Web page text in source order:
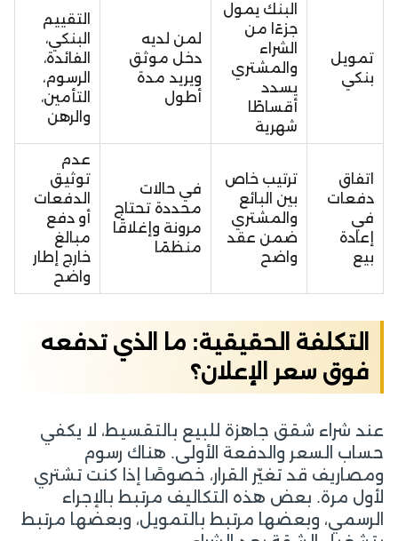
تمويل
بنكي
البنك يمول
جزءًا من
الشراء
والمشتري
يسدد
أقساطًا
شهرية
لمن لديه
دخل موثق
ويريد مدة
أطول
التقييم
البنكي،
الفائدة،
الرسوم،
التأمين،
والرهن
اتفاق
دفعات
في
إعادة
بيع
ترتيب خاص
بين البائع
والمشتري
ضمن عقد
واضح
في حالات
محددة تحتاج
مرونة وإغلاقًا
منظمًا
عدم
توثيق
الدفعات
أو دفع
مبالغ
خارج إطار
واضح
التكلفة الحقيقية: ما الذي تدفعه
فوق سعر الإعلان؟
عند شراء شقق جاهزة للبيع بالتقسيط، لا يكفي
حساب السعر والدفعة الأولى. هناك رسوم
ومصاريف قد تغيّر القرار، خصوصًا إذا كنت تشتري
لأول مرة. بعض هذه التكاليف مرتبط بالإجراء
الرسمي، وبعضها مرتبط بالتمويل، وبعضها مرتبط